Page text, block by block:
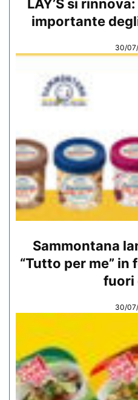
LAY’S si
importante
30/
Sammontana
“Tutto per me”
fuori
30/